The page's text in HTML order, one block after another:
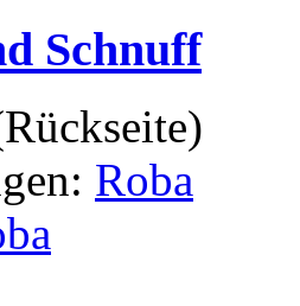
Schnuff
Roba